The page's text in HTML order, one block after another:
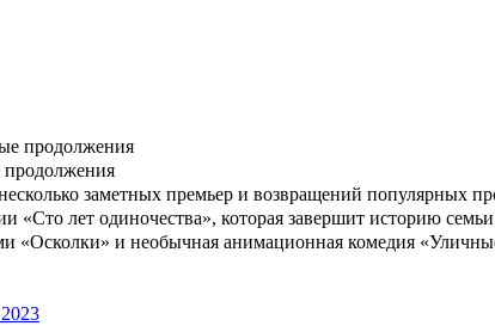
продолжения
заметных премьер и возвращений популярных
«Сто лет одиночества», которая завершит историю
«Осколки» и необычная анимационная комедия